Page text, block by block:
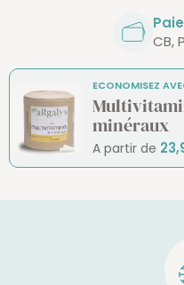
CB,
ECONOMISEZ
minéraux
A partir de